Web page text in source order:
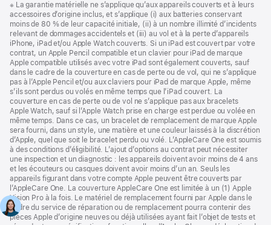
Note
de
bas
de
page
※ La garantie matérielle ne s’applique qu’aux appareils couverts et à leurs
accessoires d’origine inclus, et s’applique (i) aux batteries conservant
moins de 80 % de leur capacité initiale, (ii) à un nombre illimité d’incidents
relevant de dommages accidentels et (iii) au vol et à la perte d’appareils
iPhone, iPad et/ou Apple Watch couverts. Si un iPad est couvert par votre
contrat, un Apple Pencil compatible et un clavier pour iPad de marque
Apple compatible utilisés avec votre iPad sont également couverts, sauf
dans le cadre de la couverture en cas de perte ou de vol, qui ne s’applique
pas à l’Apple Pencil et/ou aux claviers pour iPad de marque Apple, même
s’ils sont perdus ou volés en même temps que l’iPad couvert. La
couverture en cas de perte ou de vol ne s’applique pas aux bracelets
Apple Watch, sauf si l’Apple Watch prise en charge est perdue ou volée en
même temps. Dans ce cas, un bracelet de remplacement de marque Apple
sera fourni, dans un style, une matière et une couleur laissés à la discrétion
d’Apple, quel que soit le bracelet perdu ou volé. L’AppleCare One est soumis
à des conditions d’éligibilité. L’ajout d’options au contrat peut nécessiter
une inspection et un diagnostic : les appareils doivent avoir moins de 4 ans
et les écouteurs ou casques doivent avoir moins d’un an. Seuls les
appareils figurant dans votre compte Apple peuvent être couverts par
l’AppleCare One. La couverture AppleCare One est limitée à un (1) Apple
Vision Pro à la fois. Le matériel de remplacement fourni par Apple dans le
cadre du service de réparation ou de remplacement pourra contenir des
pièces Apple d’origine neuves ou déjà utilisées ayant fait l’objet de tests et